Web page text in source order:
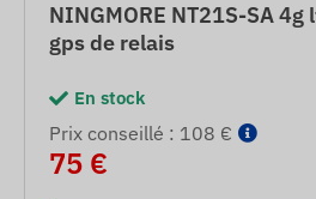
NINGMORE NT21S-SA
gps de relais
En stock
Prix ​​conseillé : 108 €
75 €